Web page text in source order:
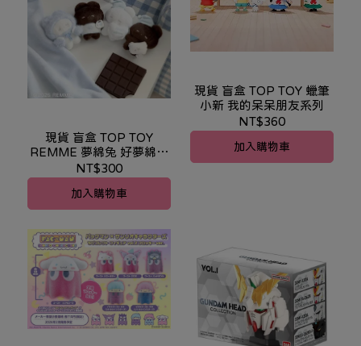
現貨 盲盒 TOP TOY
REMME 夢綿兔 好夢綿綿
系列 絨毛吊飾
NT$300
加入購物車
現貨 盲盒 TOP TOY 蠟筆
小新 我的呆呆朋友系列
NT$360
加入購物車